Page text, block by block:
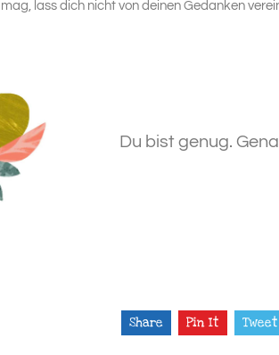
lass dich nicht von deinen Gedanken
Du bist genug.
Share Pin It Tweet